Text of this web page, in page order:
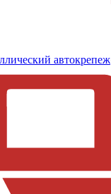
автокрепеж